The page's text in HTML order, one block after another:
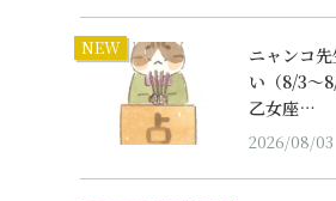
NEW
ニャンコ
い（8/3～
乙女座…
2026/08/03